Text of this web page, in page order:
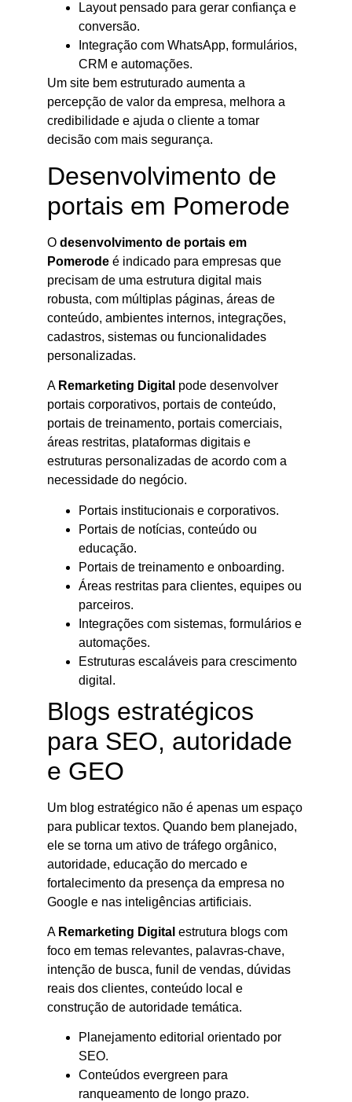
Layout pensado para gerar confiança e
conversão.
Integração com WhatsApp, formulários,
CRM e automações.
Um site bem estruturado aumenta a
percepção de valor da empresa, melhora a
credibilidade e ajuda o cliente a tomar
decisão com mais segurança.
Desenvolvimento de
portais em Pomerode
O desenvolvimento de portais em
Pomerode é indicado para empresas que
precisam de uma estrutura digital mais
robusta, com múltiplas páginas, áreas de
conteúdo, ambientes internos, integrações,
cadastros, sistemas ou funcionalidades
personalizadas.
A Remarketing Digital pode desenvolver
portais corporativos, portais de conteúdo,
portais de treinamento, portais comerciais,
áreas restritas, plataformas digitais e
estruturas personalizadas de acordo com a
necessidade do negócio.
Portais institucionais e corporativos.
Portais de notícias, conteúdo ou
educação.
Portais de treinamento e onboarding.
Áreas restritas para clientes, equipes ou
parceiros.
Integrações com sistemas, formulários e
automações.
Estruturas escaláveis para crescimento
digital.
Blogs estratégicos
para SEO, autoridade
e GEO
Um blog estratégico não é apenas um espaço
para publicar textos. Quando bem planejado,
ele se torna um ativo de tráfego orgânico,
autoridade, educação do mercado e
fortalecimento da presença da empresa no
Google e nas inteligências artificiais.
A Remarketing Digital estrutura blogs com
foco em temas relevantes, palavras-chave,
intenção de busca, funil de vendas, dúvidas
reais dos clientes, conteúdo local e
construção de autoridade temática.
Planejamento editorial orientado por
SEO.
Conteúdos evergreen para
ranqueamento de longo prazo.